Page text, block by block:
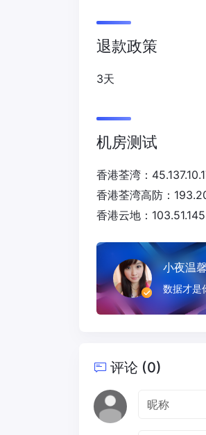
退款政策
3天
机房测试
香港荃湾：
香港荃湾高防：
香港云地：
小夜温
数据才是
评论 (0)